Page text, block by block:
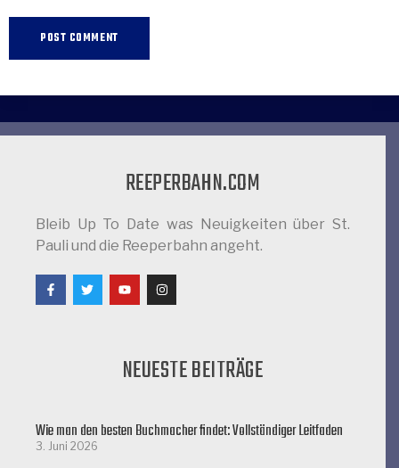
REEPERBAHN.COM
Bleib Up To Date was Neuigkeiten über St.
Pauli und die Reeperbahn angeht.
NEUESTE BEITRÄGE
Wie man den besten Buchmacher findet: Vollständiger Leitfaden
3. Juni 2026